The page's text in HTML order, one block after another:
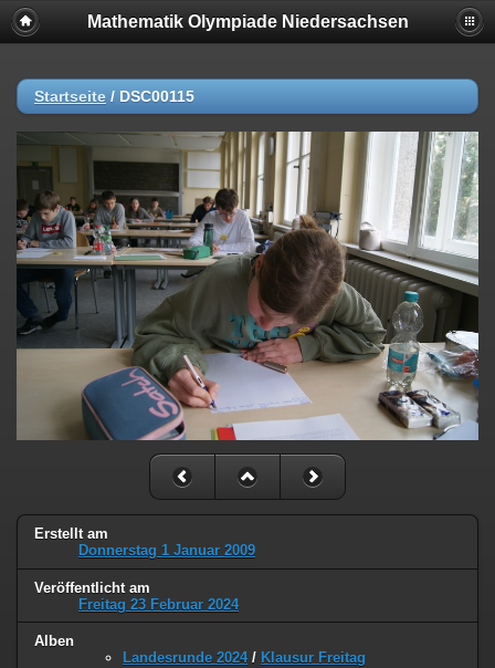
Mathematik Olympiade Niedersachsen
Startseite / DSC00115
Erstellt am
Donnerstag 1 Januar 2009
Veröffentlicht am
Freitag 23 Februar 2024
Alben
Landesrunde 2024/ Klausur Freitag